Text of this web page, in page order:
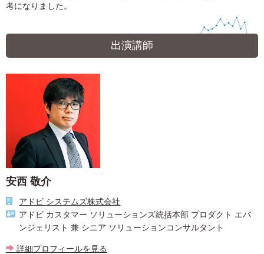
考になりました。
出演講師
安西 敬介
アドビ システムズ株式会社
アドビ カスタマー ソリューションズ統括本部 プロダクト エバ
ンジェリスト 兼 シニア ソリューションコンサルタント
詳細プロフィールを見る